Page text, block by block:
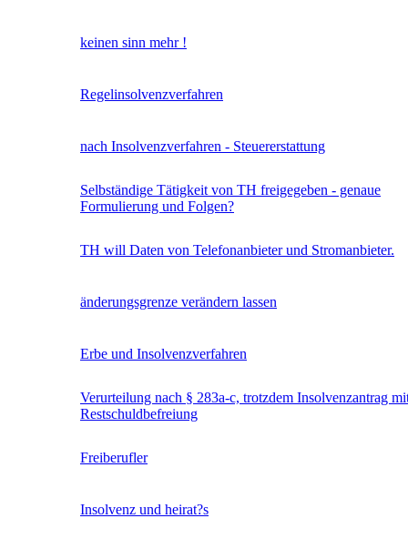
keinen sinn mehr !
Regelinsolvenzverfahren
nach Insolvenzverfahren - Steuererstattung
Selbständige Tätigkeit von TH freigegeben - genaue
Formulierung und Folgen?
TH will Daten von Telefonanbieter und Stromanbieter.
änderungsgrenze verändern lassen
Erbe und Insolvenzverfahren
Verurteilung nach § 283a-c, trotzdem Insolvenzantrag
Restschuldbefreiung
Freiberufler
Insolvenz und heirat?s